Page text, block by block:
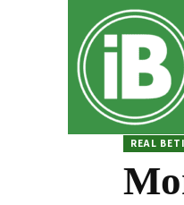
REAL